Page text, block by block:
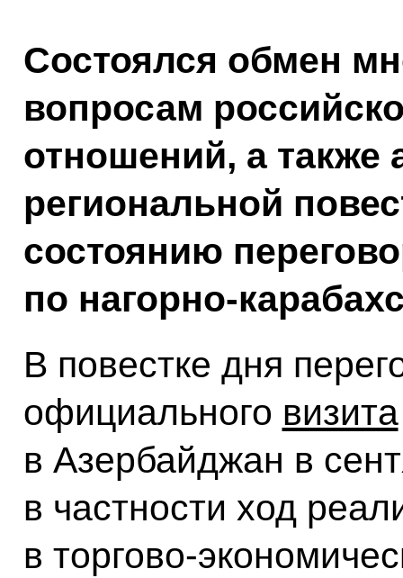
Состоялся обмен
вопросам
отношений, а
региональной
состоянию
по нагорно-
В повестке дня
официального визита
в Азербайджан в
в частности ход
в торгово-